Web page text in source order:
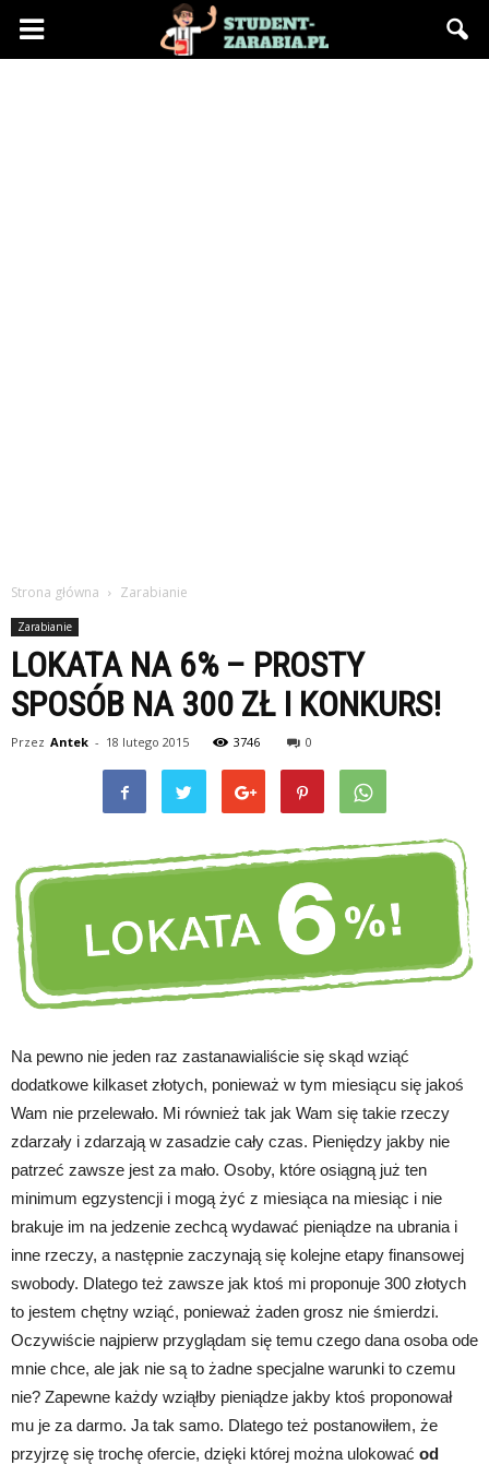
Blog
Strona główna Zarabianie
Zarabianie
LOKATA NA 6% – PROSTY
SPOSÓB NA 300 ZŁ I KONKURS!
Przez Antek - 18 lutego 2015 3746 0
Na pewno nie jeden raz zastanawialiście się skąd wziąć
dodatkowe kilkaset złotych, ponieważ w tym miesiącu się jakoś
Wam nie przelewało. Mi również tak jak Wam się takie rzeczy
zdarzały i zdarzają w zasadzie cały czas. Pieniędzy jakby nie
patrzeć zawsze jest za mało. Osoby, które osiągną już ten
minimum egzystencji i mogą żyć z miesiąca na miesiąc i nie
brakuje im na jedzenie zechcą wydawać pieniądze na ubrania i
inne rzeczy, a następnie zaczynają się kolejne etapy finansowej
swobody. Dlatego też zawsze jak ktoś mi proponuje 300 złotych
to jestem chętny wziąć, ponieważ żaden grosz nie śmierdzi.
Oczywiście najpierw przyglądam się temu czego dana osoba ode
mnie chce, ale jak nie są to żadne specjalne warunki to czemu
nie? Zapewne każdy wziąłby pieniądze jakby ktoś proponował
mu je za darmo. Ja tak samo. Dlatego też postanowiłem, że
przyjrzę się trochę ofercie, dzięki której można ulokować od